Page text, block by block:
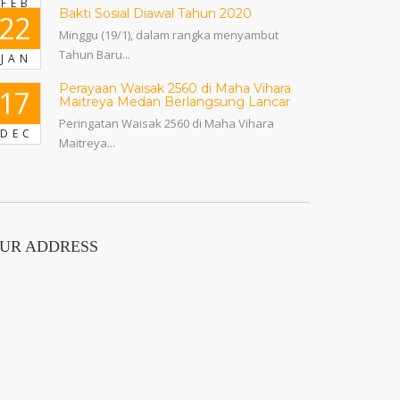
FEB
JAN
Bakti Sosial Diawal Tahun 2020
Minggu (19/1), dalam rangka menyambut
Tahun Baru...
DEC
Perayaan Waisak 2560 di Maha Vihara
Maitreya Medan Berlangsung Lancar
Peringatan Waisak 2560 di Maha Vihara
Maitreya...
ADDRESS